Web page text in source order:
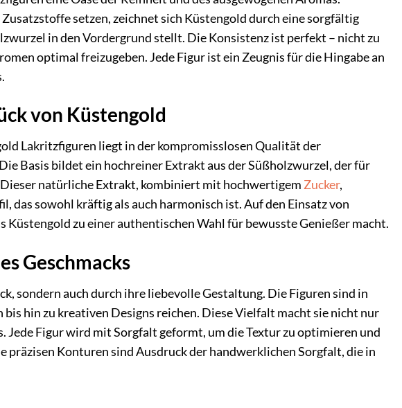
setzen, zeichnet sich Küstengold durch eine sorgfältig
in den Vordergrund stellt. Die Konsistenz ist perfekt – nicht zu
optimal freizugeben. Jede Figur ist ein Zeugnis für die Hingabe an
von Küstengold
Lakritzfiguren liegt in der kompromisslosen Qualität der
Basis bildet ein hochreiner Extrakt aus der Süßholzwurzel, der für
natürliche Extrakt, kombiniert mit hochwertigemZucker,
das sowohl kräftig als auch harmonisch ist. Auf den Einsatz von
zu einer authentischen Wahl für bewusste Genießer macht.
Geschmacks
sondern auch durch ihre liebevolle Gestaltung. Die Figuren sind in
hin zu kreativen Designs reichen. Diese Vielfalt macht sie nicht nur
Jede Figur wird mit Sorgfalt geformt, um die Textur zu optimieren und
Konturen sind Ausdruck der handwerklichen Sorgfalt, die in